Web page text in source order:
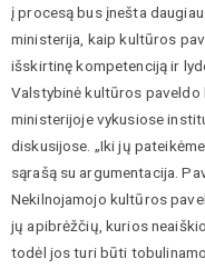
į procesą bus įnešta
ministerija, kaip kultūros
išskirtinę kompetenciją ir
Valstybinė kultūros
ministerijoje vykusiose
diskusijose. „Iki jų
sąrašą su argumentacija.
Nekilnojamojo kultūros
jų apibrėžčių, kurios
todėl jos turi būti